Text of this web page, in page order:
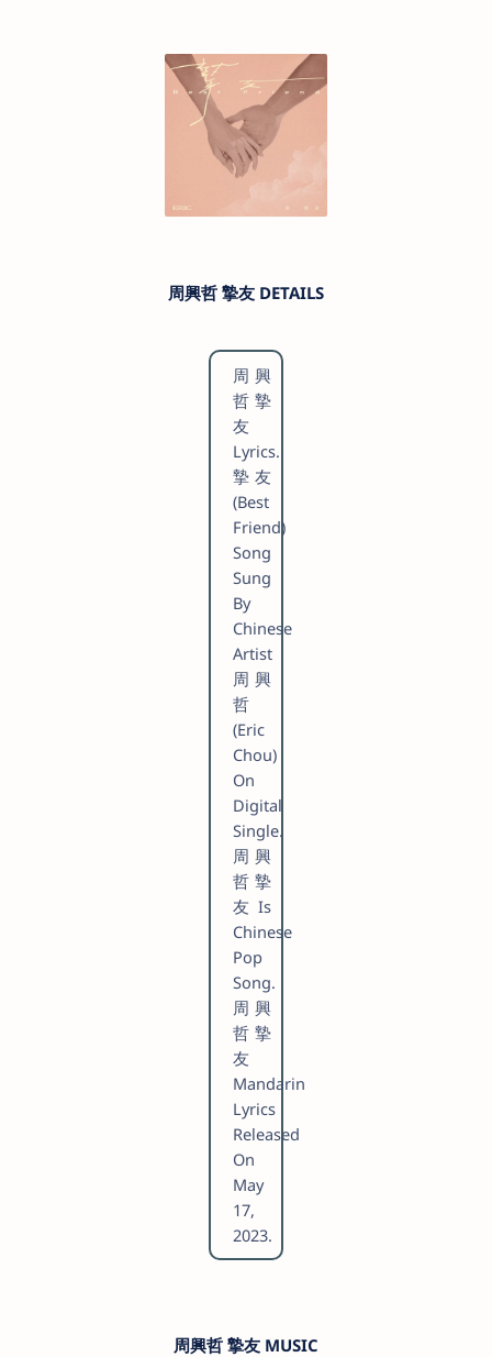
周興哲 摯友 DETAILS
周興
哲 摯
友
Lyrics.
摯友
(Best
Friend)
Song
Sung
By
Chinese
Artist
周興
哲
(Eric
Chou)
On
Digital
Single.
周興
哲 摯
友 Is
Chinese
Pop
Song.
周興
哲 摯
友
Mandarin
Lyrics
Released
On
May
17,
2023.
周興哲 摯友 MUSIC